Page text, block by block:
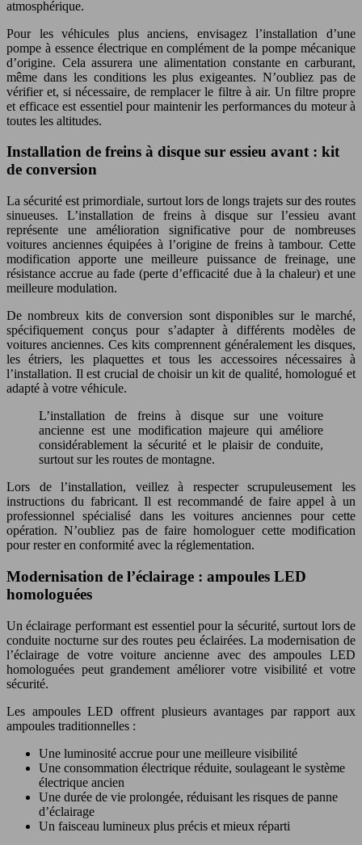
atmosphérique.
Pour les véhicules plus anciens, envisagez l’installation d’une
pompe à essence électrique en complément de la pompe mécanique
d’origine. Cela assurera une alimentation constante en carburant,
même dans les conditions les plus exigeantes. N’oubliez pas de
vérifier et, si nécessaire, de remplacer le filtre à air. Un filtre propre
et efficace est essentiel pour maintenir les performances du moteur à
toutes les altitudes.
Installation de freins à disque sur essieu avant : kit
de conversion
La sécurité est primordiale, surtout lors de longs trajets sur des routes
sinueuses. L’installation de freins à disque sur l’essieu avant
représente une amélioration significative pour de nombreuses
voitures anciennes équipées à l’origine de freins à tambour. Cette
modification apporte une meilleure puissance de freinage, une
résistance accrue au fade (perte d’efficacité due à la chaleur) et une
meilleure modulation.
De nombreux kits de conversion sont disponibles sur le marché,
spécifiquement conçus pour s’adapter à différents modèles de
voitures anciennes. Ces kits comprennent généralement les disques,
les étriers, les plaquettes et tous les accessoires nécessaires à
l’installation. Il est crucial de choisir un kit de qualité, homologué et
adapté à votre véhicule.
L’installation de freins à disque sur une voiture
ancienne est une modification majeure qui améliore
considérablement la sécurité et le plaisir de conduite,
surtout sur les routes de montagne.
Lors de l’installation, veillez à respecter scrupuleusement les
instructions du fabricant. Il est recommandé de faire appel à un
professionnel spécialisé dans les voitures anciennes pour cette
opération. N’oubliez pas de faire homologuer cette modification
pour rester en conformité avec la réglementation.
Modernisation de l’éclairage : ampoules LED
homologuées
Un éclairage performant est essentiel pour la sécurité, surtout lors de
conduite nocturne sur des routes peu éclairées. La modernisation de
l’éclairage de votre voiture ancienne avec des ampoules LED
homologuées peut grandement améliorer votre visibilité et votre
sécurité.
Les ampoules LED offrent plusieurs avantages par rapport aux
ampoules traditionnelles :
Une luminosité accrue pour une meilleure visibilité
Une consommation électrique réduite, soulageant le système
électrique ancien
Une durée de vie prolongée, réduisant les risques de panne
d’éclairage
Un faisceau lumineux plus précis et mieux réparti